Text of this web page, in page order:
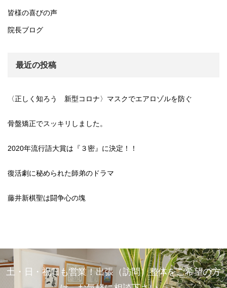
皆様の喜びの声
院長ブログ
最近の投稿
〈正しく知ろう 新型コロナ〉マスクでエアロゾルを防ぐ
骨盤矯正でスッキリしました。
2020年流行語大賞は『３密』に決定！！
復活劇に秘められた師弟のドラマ
藤井新棋聖は闘争心の塊
土・日・祝日も営業！出張（訪問）整体をご希望の方